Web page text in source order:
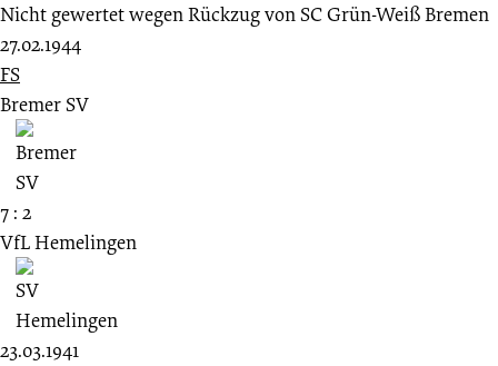
Nicht gewertet wegen Rückzug von SC Grün-Weiß Bremen
27.02.1944
FS
Bremer SV
7 : 2
VfL Hemelingen
23.03.1941